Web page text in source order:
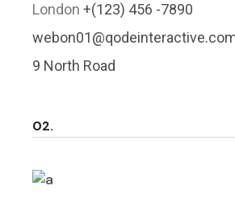
London+(123) 456 -7890
9 North Road
02.